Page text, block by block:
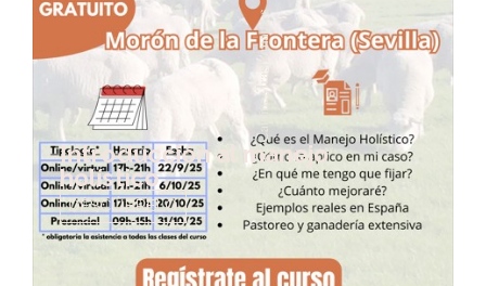
Introducción al manejo
holístico
DESCÚBRELO